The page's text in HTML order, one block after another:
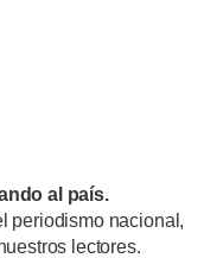
al país.
periodismo nacional,
lectores.